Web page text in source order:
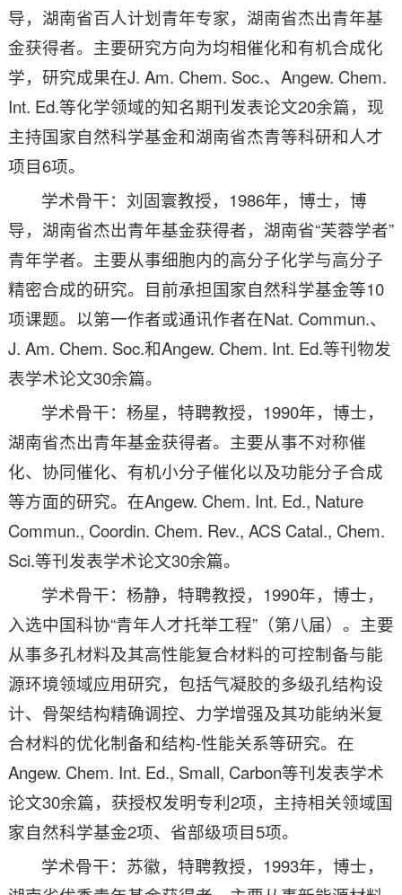
导，湖南省百人计划青年专家，湖南省杰出青年基
金获得者。主要研究方向为均相催化和有机合成化
学，研究成果在J. Am. Chem. Soc.、Angew. Chem.
Int. Ed.等化学领域的知名期刊发表论文20余篇，现
主持国家自然科学基金和湖南省杰青等科研和人才
项目6项。
学术骨干：刘固寰教授，1986年，博士，博
导，湖南省杰出青年基金获得者，湖南省“芙蓉学者”
青年学者。主要从事细胞内的高分子化学与高分子
精密合成的研究。目前承担国家自然科学基金等10
项课题。以第一作者或通讯作者在Nat. Commun.、
J. Am. Chem. Soc.和Angew. Chem. Int. Ed.等刊物发
表学术论文30余篇。
学术骨干：杨星，特聘教授，1990年，博士，
湖南省杰出青年基金获得者。主要从事不对称催
化、协同催化、有机小分子催化以及功能分子合成
等方面的研究。在Angew. Chem. Int. Ed., Nature
Commun., Coordin. Chem. Rev., ACS Catal., Chem.
Sci.等刊发表学术论文30余篇。
学术骨干：杨静，特聘教授，1990年，博士，
入选中国科协“青年人才托举工程”（第八届）。主要
从事多孔材料及其高性能复合材料的可控制备与能
源环境领域应用研究，包括气凝胶的多级孔结构设
计、骨架结构精确调控、力学增强及其功能纳米复
合材料的优化制备和结构-性能关系等研究。在
Angew. Chem. Int. Ed., Small, Carbon等刊发表学术
论文30余篇，获授权发明专利2项，主持相关领域国
家自然科学基金2项、省部级项目5项。
学术骨干：苏徽，特聘教授，1993年，博士，